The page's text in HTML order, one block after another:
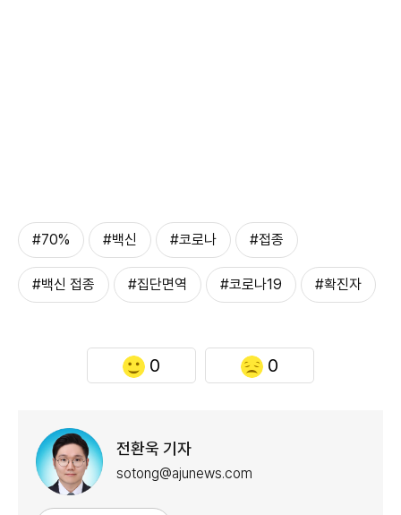
#70% #백신 #코로나 #접종
#백신 접종 #집단면역 #코로나19 #확진자
0 0
전환욱 기자
sotong@ajunews.com